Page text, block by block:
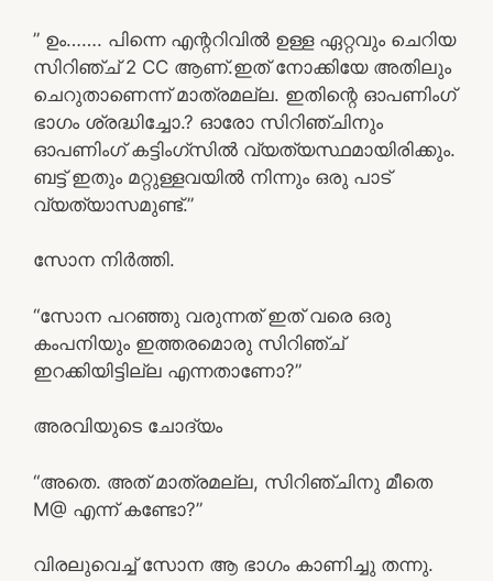
” ഉം……. പിന്നെ എന്ററിവിൽ ഉള്ള ഏറ്റവും ചെറിയ
സിറിഞ്ച് 2 CC ആണ്.ഇത് നോക്കിയേ അതിലും
ചെറുതാണെന്ന് മാത്രമല്ല. ഇതിന്റെ ഓപണിംഗ്
ഭാഗം ശ്രദ്ധിച്ചോ.? ഓരോ സിറിഞ്ചിനും
ഓപണിംഗ് കട്ടിംഗ്സിൽ വ്യത്യസ്ഥമായിരിക്കും.
ബട്ട് ഇതും മറ്റുള്ളവയിൽ നിന്നും ഒരു പാട്
വ്യത്യാസമുണ്ട്.”
സോന നിർത്തി.
“സോന പറഞ്ഞു വരുന്നത് ഇത് വരെ ഒരു
കംപനിയും ഇത്തരമൊരു സിറിഞ്ച്
ഇറക്കിയിട്ടില്ല എന്നതാണോ?”
അരവിയുടെ ചോദ്യം
“അതെ. അത് മാത്രമല്ല, സിറിഞ്ചിനു മീതെ
M@ എന്ന് കണ്ടോ?”
വിരലുവെച്ച് സോന ആ ഭാഗം കാണിച്ചു തന്നു.